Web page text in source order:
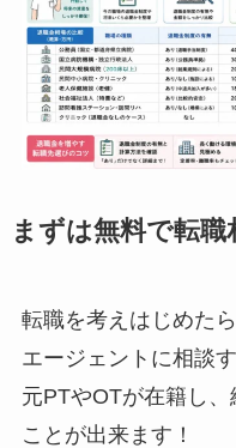
まずは無料で転職
転職を考えはじめた
エージェントに相談
元PTやOTが在籍し
ことが出来ます！